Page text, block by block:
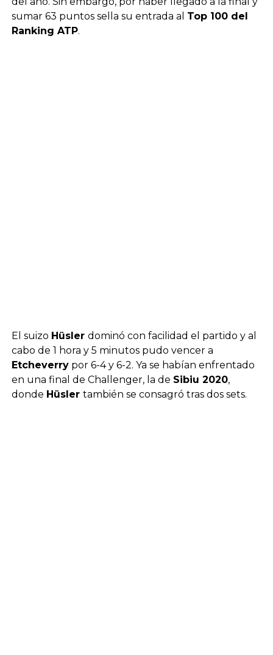
sumar 63 puntos sella su entrada al Top 100 del
Ranking ATP.
El suizo Hüsler dominó con facilidad el partido y al
cabo de 1 hora y 5 minutos pudo vencer a
Etcheverrypor 6-4 y 6-2. Ya se habían enfrentado
en una final de Challenger, la de Sibiu 2020,
donde Hüsler también se consagró tras dos sets.